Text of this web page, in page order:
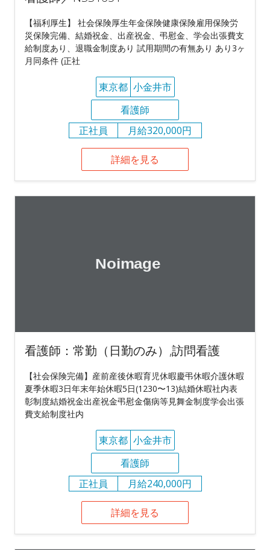
【福利厚生】 社会保険厚生年金保険健康保険雇用保険労
災保険完備、結婚祝金、出産祝金、弔慰金、学会出張費支
給制度あり、退職金制度あり 試用期間の有無あり あり3ヶ
月同条件 (正社
東京都 小金井市
看護師
正社員
月給320,000円
詳細を見る
看護師：常勤（日勤のみ）,訪問看護
【社会保険完備】産前産後休暇育児休暇慶弔休暇介護休暇
夏季休暇3日年末年始休暇5日(1230〜13)結婚休暇社内表
彰制度結婚祝金出産祝金弔慰金傷病等見舞金制度学会出張
費支給制度社内
東京都 小金井市
看護師
正社員
月給240,000円
詳細を見る